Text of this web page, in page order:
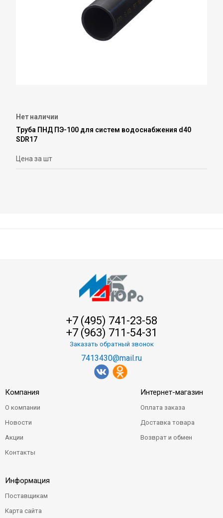
Нет наличии
Труба ПНД ПЭ-100 для систем водоснабжения d40
SDR17
Цена за шт
+7 (495) 741-23-58
+7 (963) 711-54-31
Заказать обратный звонок
7413430@mail.ru
Компания
О компании
Новости
Акции
Контакты
Интернет-магазин
Оплата заказа
Доставка товара
Возврат и обмен
Информация
Поставщикам
Карта сайта